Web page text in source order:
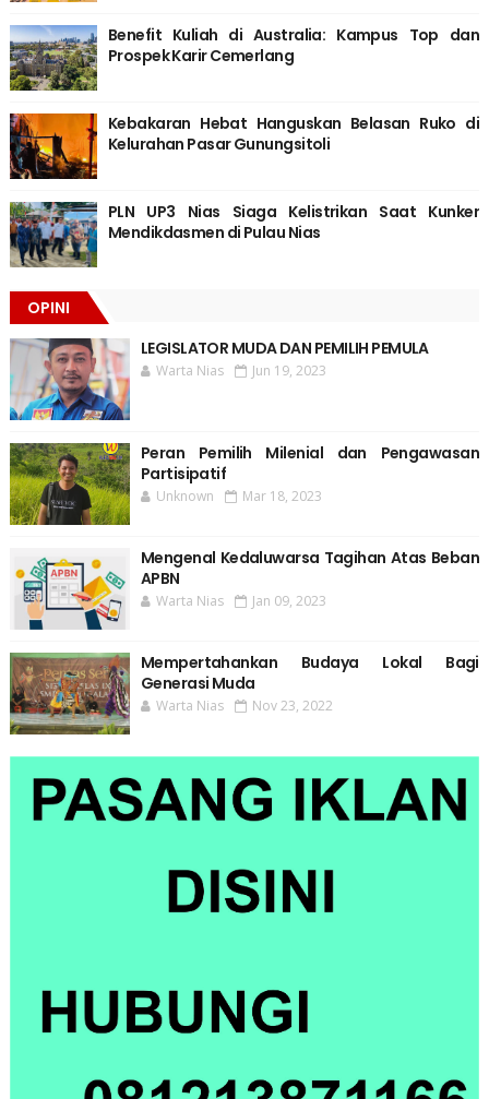
Benefit Kuliah di Australia: Kampus Top dan
Prospek Karir Cemerlang
Kebakaran Hebat Hanguskan Belasan Ruko di
Kelurahan Pasar Gunungsitoli
PLN UP3 Nias Siaga Kelistrikan Saat Kunker
Mendikdasmen di Pulau Nias
OPINI
LEGISLATOR MUDA DAN PEMILIH PEMULA
Warta Nias Jun 19, 2023
Peran Pemilih Milenial dan Pengawasan
Partisipatif
Unknown Mar 18, 2023
Mengenal Kedaluwarsa Tagihan Atas Beban
APBN
Warta Nias Jan 09, 2023
Mempertahankan Budaya Lokal Bagi
Generasi Muda
Warta Nias Nov 23, 2022